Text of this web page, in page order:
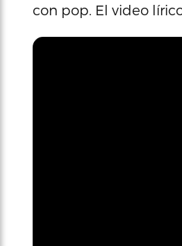
con pop. El video